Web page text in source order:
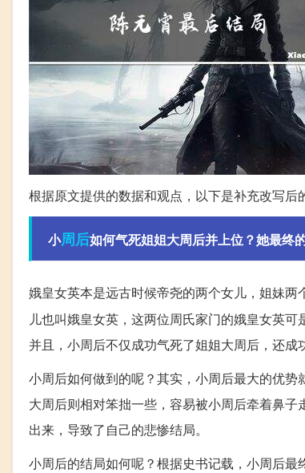
根据原文提供的数据和观点，以下是补充改写后
小周后如何气死姐姐大周后并上位？她最终
娥皇女英本是远古时候帝尧的两个女儿，姐妹两
儿也叫娥皇女英，这两位周氏家门的娥皇女英
并且，小周后不仅成功气死了姐姐大周后，还成
小周后如何做到的呢？其实，小周后最大的优
大周后则相对笨拙一些，容易被小周后牵着鼻
出来，导致了自己的悲惨结局。
小周后的结局如何呢？根据史书记载，小周后